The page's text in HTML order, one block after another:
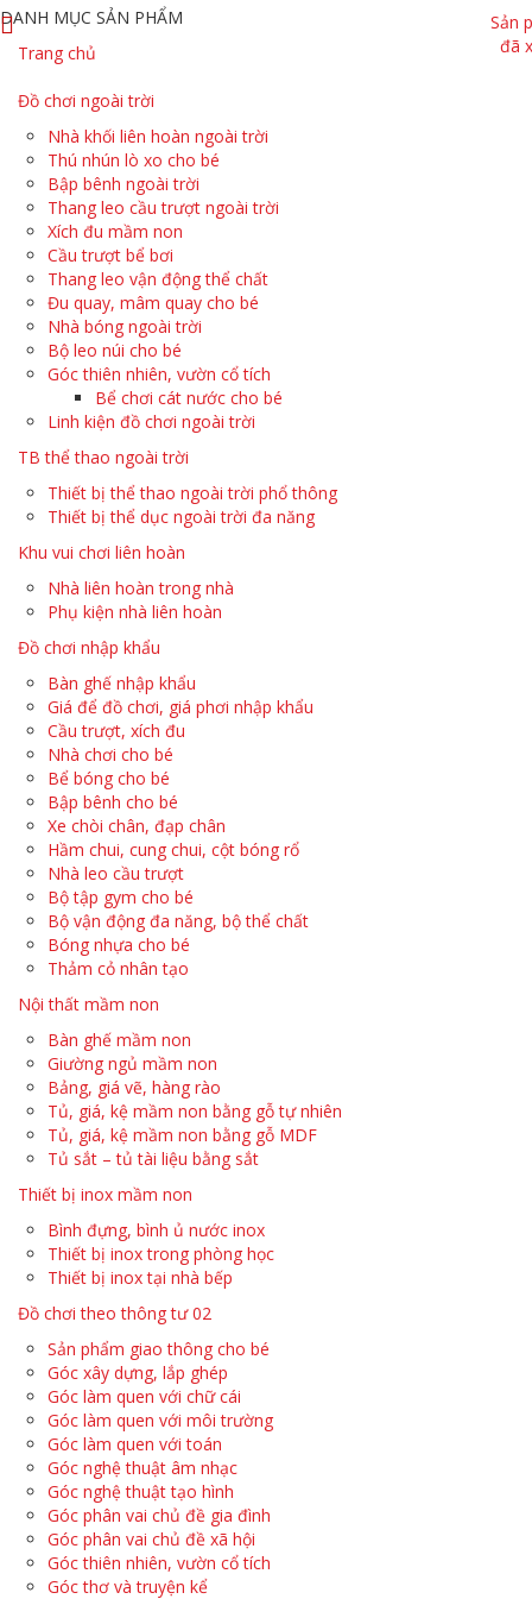
Sản
đã
DANH MỤC SẢN PHẨM
Trang chủ
Đồ chơi ngoài trời
Nhà khối liên hoàn ngoài trời
Thú nhún lò xo cho bé
Bập bênh ngoài trời
Thang leo cầu trượt ngoài trời
Xích đu mầm non
Cầu trượt bể bơi
Thang leo vận động thể chất
Đu quay, mâm quay cho bé
Nhà bóng ngoài trời
Bộ leo núi cho bé
Góc thiên nhiên, vườn cổ tích
Bể chơi cát nước cho bé
Linh kiện đồ chơi ngoài trời
TB thể thao ngoài trời
Thiết bị thể thao ngoài trời phổ thông
Thiết bị thể dục ngoài trời đa năng
Khu vui chơi liên hoàn
Nhà liên hoàn trong nhà
Phụ kiện nhà liên hoàn
Đồ chơi nhập khẩu
Bàn ghế nhập khẩu
Giá để đồ chơi, giá phơi nhập khẩu
Cầu trượt, xích đu
Nhà chơi cho bé
Bể bóng cho bé
Bập bênh cho bé
Xe chòi chân, đạp chân
Hầm chui, cung chui, cột bóng rổ
Nhà leo cầu trượt
Bộ tập gym cho bé
Bộ vận động đa năng, bộ thể chất
Bóng nhựa cho bé
Thảm cỏ nhân tạo
Nội thất mầm non
Bàn ghế mầm non
Giường ngủ mầm non
Bảng, giá vẽ, hàng rào
Tủ, giá, kệ mầm non bằng gỗ tự nhiên
Tủ, giá, kệ mầm non bằng gỗ MDF
Tủ sắt – tủ tài liệu bằng sắt
Thiết bị inox mầm non
Bình đựng, bình ủ nước inox
Thiết bị inox trong phòng học
Thiết bị inox tại nhà bếp
Đồ chơi theo thông tư 02
Sản phẩm giao thông cho bé
Góc xây dựng, lắp ghép
Góc làm quen với chữ cái
Góc làm quen với môi trường
Góc làm quen với toán
Góc nghệ thuật âm nhạc
Góc nghệ thuật tạo hình
Góc phân vai chủ đề gia đình
Góc phân vai chủ đề xã hội
Góc thiên nhiên, vườn cổ tích
Góc thơ và truyện kể